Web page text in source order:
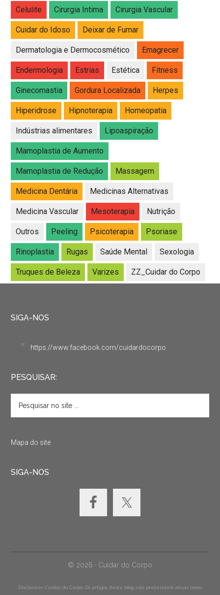
Celulite Cirurgia Intima Cirurgia Vascular
Cuidar do Idoso Deixar de Fumar
Dermatologia e Dermocosmético Emagrecer
Endermologia Estrias Estética Fitness
Ginecomastia Gordura Localizada Herpes
Hiperidrose Hipnoterapia Homeopatia
Indústrias alimentares Lipoaspiração
Mamoplastia de Aumento
Mamoplastia de Redução Massagem
Medicina Dentária Medicinas Alternativas
Medicina Vascular Mesoterapia Nutrição
Outros Peeling Psicoterapia Psoriase
Rinoplastia Rugas Saúde Mental Sexologia
Truques de Beleza Varizes ZZ_Cuidar do Corpo
SIGA-NOS
https://www.facebook.com/cuidardocorpo
PESQUISAR:
Mapa do site
SIGA-NOS
© 2026 · Cuidar do Corpo
Disclaimer Cuidar do Corpo: Os artigos deste blog não pretendem atuar como